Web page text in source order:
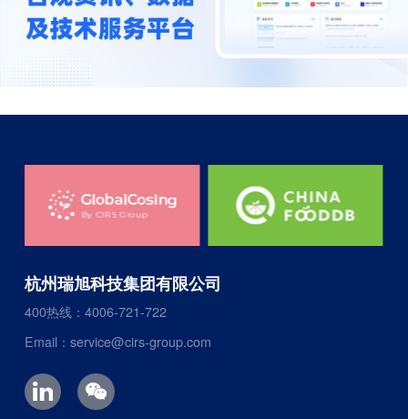
杭州瑞旭科技集团有限公司
400热线：4006-721-722
Email：service@cirs-group.com